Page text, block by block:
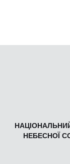
НЕБЕСНОЇ